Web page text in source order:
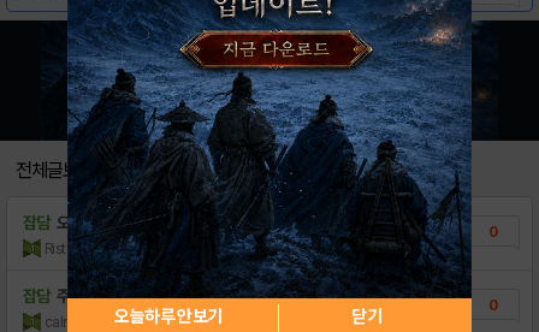
전체글보기
잡담 오랜만
Ristorante 조회수:13 | 16.09.04
0
잡담 주사위 ㅗㅇ알 받으ㅓ옴
calmz 조회수:17 | 16.07.03
0
오늘하루 안보기 닫기